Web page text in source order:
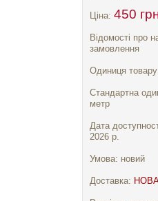
Ціна: 450
Відомості про
замовлення
Одиниця
Стандартна
метр
Дата
2026 р.
Умова: новий
Доставка: